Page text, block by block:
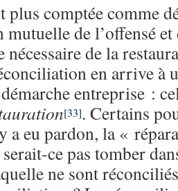
plus comptée comme
de l’offensé et
nécessaire de la
en arrive à
entreprise :
[33]. Certains
a eu pardon, la «
ce pas tomber
ne sont